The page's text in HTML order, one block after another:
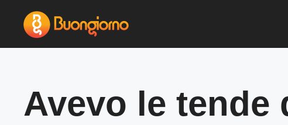
contenuto
Avevo le tende